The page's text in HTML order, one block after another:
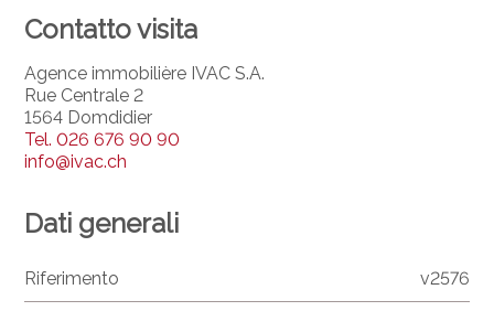
Contatto visita
Agence immobilière IVAC S.A.
Rue Centrale 2
1564 Domdidier
Tel.026 676 90 90
info@ivac.ch
Dati generali
Riferimento v2576